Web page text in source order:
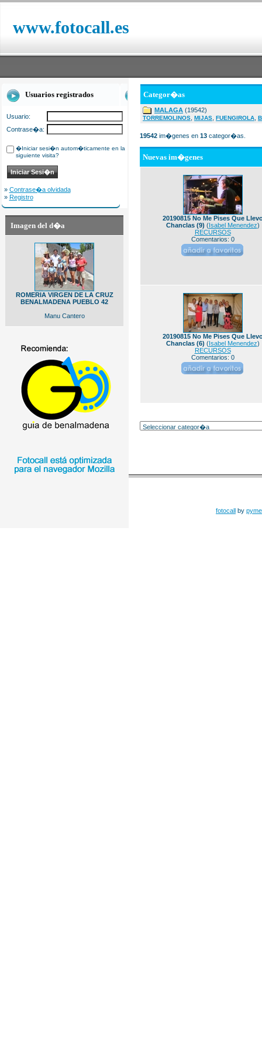
www.fotocall.es
Usuarios registrados
Usuario:
Contrase�a:
�Iniciar sesi�n autom�ticamente en la
siguiente visita?
» Contrase�a olvidada
» Registro
Imagen del d�a
ROMERIA VIRGEN DE LA CRUZ
BENALMADENA PUEBLO 42
Manu Cantero
Categor�as
MALAGA (19542)
TORREMOLINOS MIJAS FUENGIROLA
19542 im�genes en 13 categor�as.
Nuevas im�genes
20190815 No Me Pises Que
Chanclas (9) (Isabel Menendez)
RECURSOS
Comentarios: 0
20190815 No Me Pises Que
Chanclas (6) (Isabel Menendez)
RECURSOS
Comentarios: 0
fotocall by